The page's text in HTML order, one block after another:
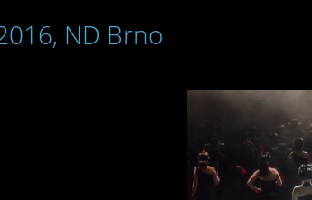
ND Brno